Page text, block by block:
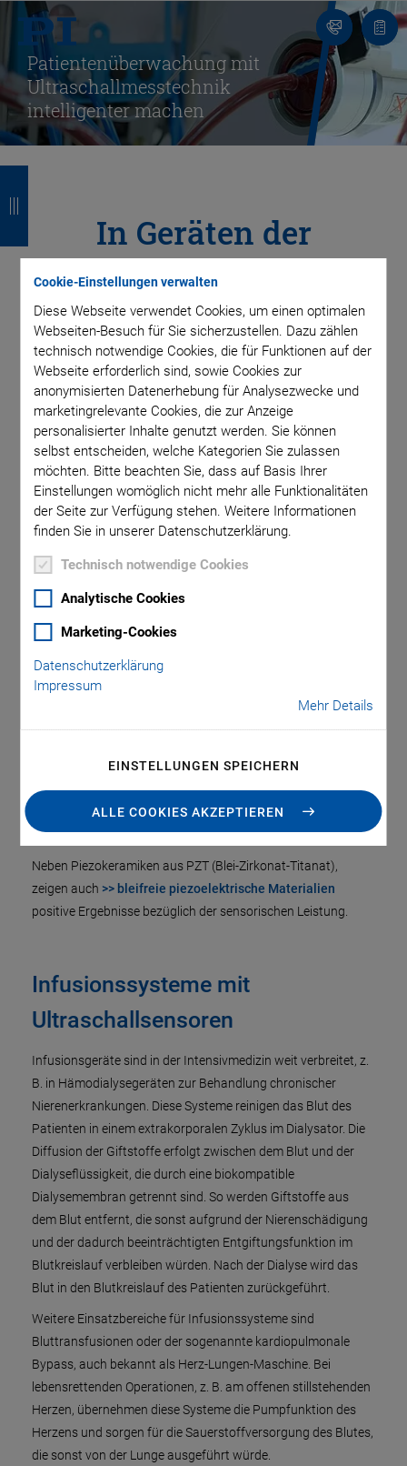
Cookie-Einstellungen verwalten
Diese Webseite verwendet Cookies, um einen optimalen
Webseiten-Besuch für Sie sicherzustellen. Dazu zählen
technisch notwendige Cookies, die für Funktionen auf der
Webseite erforderlich sind, sowie Cookies zur
anonymisierten Datenerhebung für Analysezwecke und
marketingrelevante Cookies, die zur Anzeige
personalisierter Inhalte genutzt werden. Sie können
selbst entscheiden, welche Kategorien Sie zulassen
möchten. Bitte beachten Sie, dass auf Basis Ihrer
Einstellungen womöglich nicht mehr alle Funktionalitäten
der Seite zur Verfügung stehen. Weitere Informationen
finden Sie in unserer Datenschutzerklärung.
Technisch notwendige Cookies
Analytische Cookies
Marketing-Cookies
Datenschutzerklärung
Impressum
Mehr Details
EINSTELLUNGEN SPEICHERN
ALLE COOKIES AKZEPTIEREN
Kontakt
Patienten­­überwachung mit
Ultraschall­messtechnik
intelligenter machen
In Geräten der
Intensivmedizin
ermöglichen
Piezoelemente die
Detektion von
lebensgefährlichen
Luftblasen
Die intensivmedizinische Behandlung ist ein zunehmend
Krankenhäusern, insbesondere in globalen medizinischen
Krisen. Viren und andere Infektionen betreffen vor allem
Herz-Kreislauf-Systems. Im Hinblick auf die Behandlung und
Therapie solcher Erkrankungen steigen auch die
Verbesserungsmöglichkeiten: Piezo-Ultraschallwandler
beispielsweise machen Intensivpflegegeräte wie
Infusionssysteme intelligenter und erleichtern die
Überwachung lebenswichtiger Körperfunktionen.
Neben Piezokeramiken aus PZT (Blei-Zirkonat-Titanat),
zeigen auch >> bleifreie piezoelektrische Materialien
positive Ergebnisse bezüglich der sensorischen Leistung.
Infusionssysteme mit
Ultraschallsensoren
Infusionsgeräte sind in der Intensivmedizin weit verbreitet, z.
B. in Hämodialysegeräten zur Behandlung chronischer
Nierenerkrankungen. Diese Systeme reinigen das Blut des
Patienten in einem extrakorporalen Zyklus im Dialysator. Die
Diffusion der Giftstoffe erfolgt zwischen dem Blut und der
Dialyseflüssigkeit, die durch eine biokompatible
Dialysemembran getrennt sind. So werden Giftstoffe aus
dem Blut entfernt, die sonst aufgrund der Nierenschädigung
und der dadurch beeinträchtigten Entgiftungsfunktion im
Blutkreislauf verbleiben würden. Nach der Dialyse wird das
Blut in den Blutkreislauf des Patienten zurückgeführt.
Weitere Einsatzbereiche für Infusionssysteme sind
Bluttransfusionen oder der sogenannte kardiopulmonale
Bypass, auch bekannt als Herz-Lungen-Maschine. Bei
lebensrettenden Operationen, z. B. am offenen stillstehenden
Herzen, übernehmen diese Systeme die Pumpfunktion des
Herzens und sorgen für die Sauerstoffversorgung des Blutes,
die sonst von der Lunge ausgeführt würde.
ü
c
k
ü
c
k
ü
c
k
ü
c
k